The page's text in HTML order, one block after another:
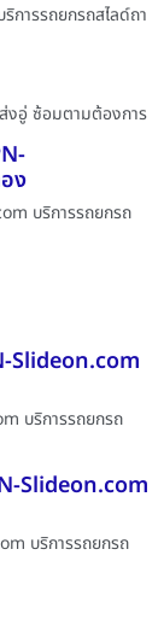
การรถยกรถสไลด์ถา
อู่ ซ้อมตามต้องการ
ง
บริการรถยกรถ
Slideon.com
บริการรถยกรถ
Slideon.com
บริการรถยกรถ